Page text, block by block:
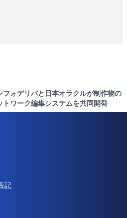
フォデリバと日本オラクルが制作物の
トワーク編集システムを共同開発
記